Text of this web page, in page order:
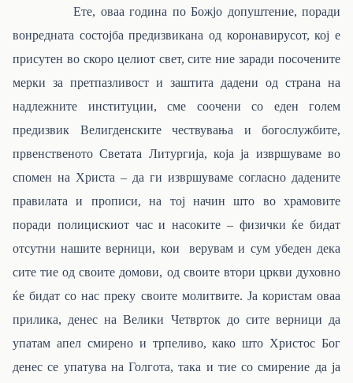
Ете, оваа година по Божјо допуштение, поради
вонредната состојба предизвикана од коронавирусот, кој е
присутен во скоро целиот свет, сите ние заради посочените
мерки за претпазливост и заштита дадени од страна на
надлежните институции, сме соочени со еден голем
предизвик Велигденските чествувања и богослужбите,
првенственото Светата Литургија, која ја извршуваме во
спомен на Христа – да ги извршуваме согласно дадените
правилата и прописи, на тој начин што во храмовите
поради полицискиот час и насоките – физички ќе бидат
отсутни нашите верници, кои верувам и сум убеден дека
сите тие од своите домови, од своите втори цркви духовно
ќе бидат со нас преку своите молитвите. Ја користам оваа
прилика, денес на Велики Четврток до сите верници да
упатам апел смирено и трпеливо, како што Христос Бог
денес се упатува на Голгота, така и тие со смирение да ја